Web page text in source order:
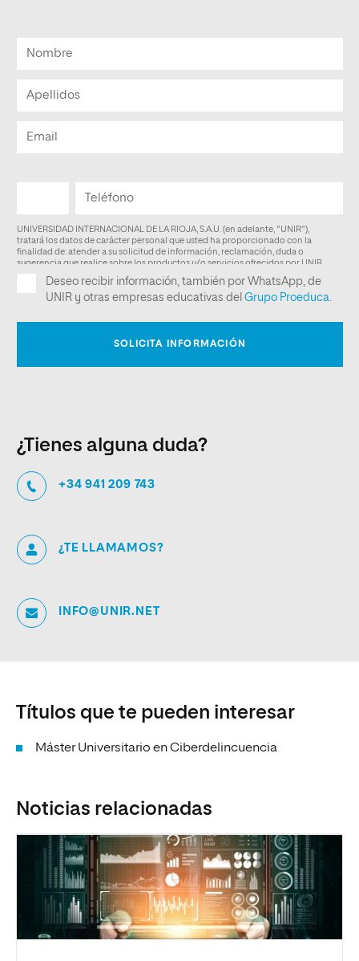
¿Tienes alguna duda?
+34 941 209 743
¿TE LLAMAMOS?
INFO@UNIR.NET
Títulos que te pueden interesar
Máster Universitario en Ciberdelincuencia
Noticias relacionadas